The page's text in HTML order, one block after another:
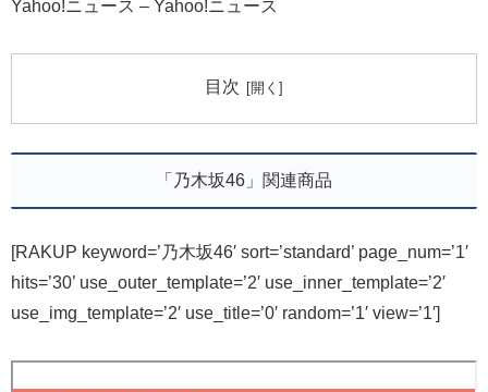
Yahoo!ニュース – Yahoo!ニュース
目次
「乃木坂46」関連商品
[RAKUP keyword=’乃木坂46′ sort=’standard’ page_num=’1′
hits=’30’ use_outer_template=’2′ use_inner_template=’2′
use_img_template=’2′ use_title=’0′ random=’1′ view=’1′]